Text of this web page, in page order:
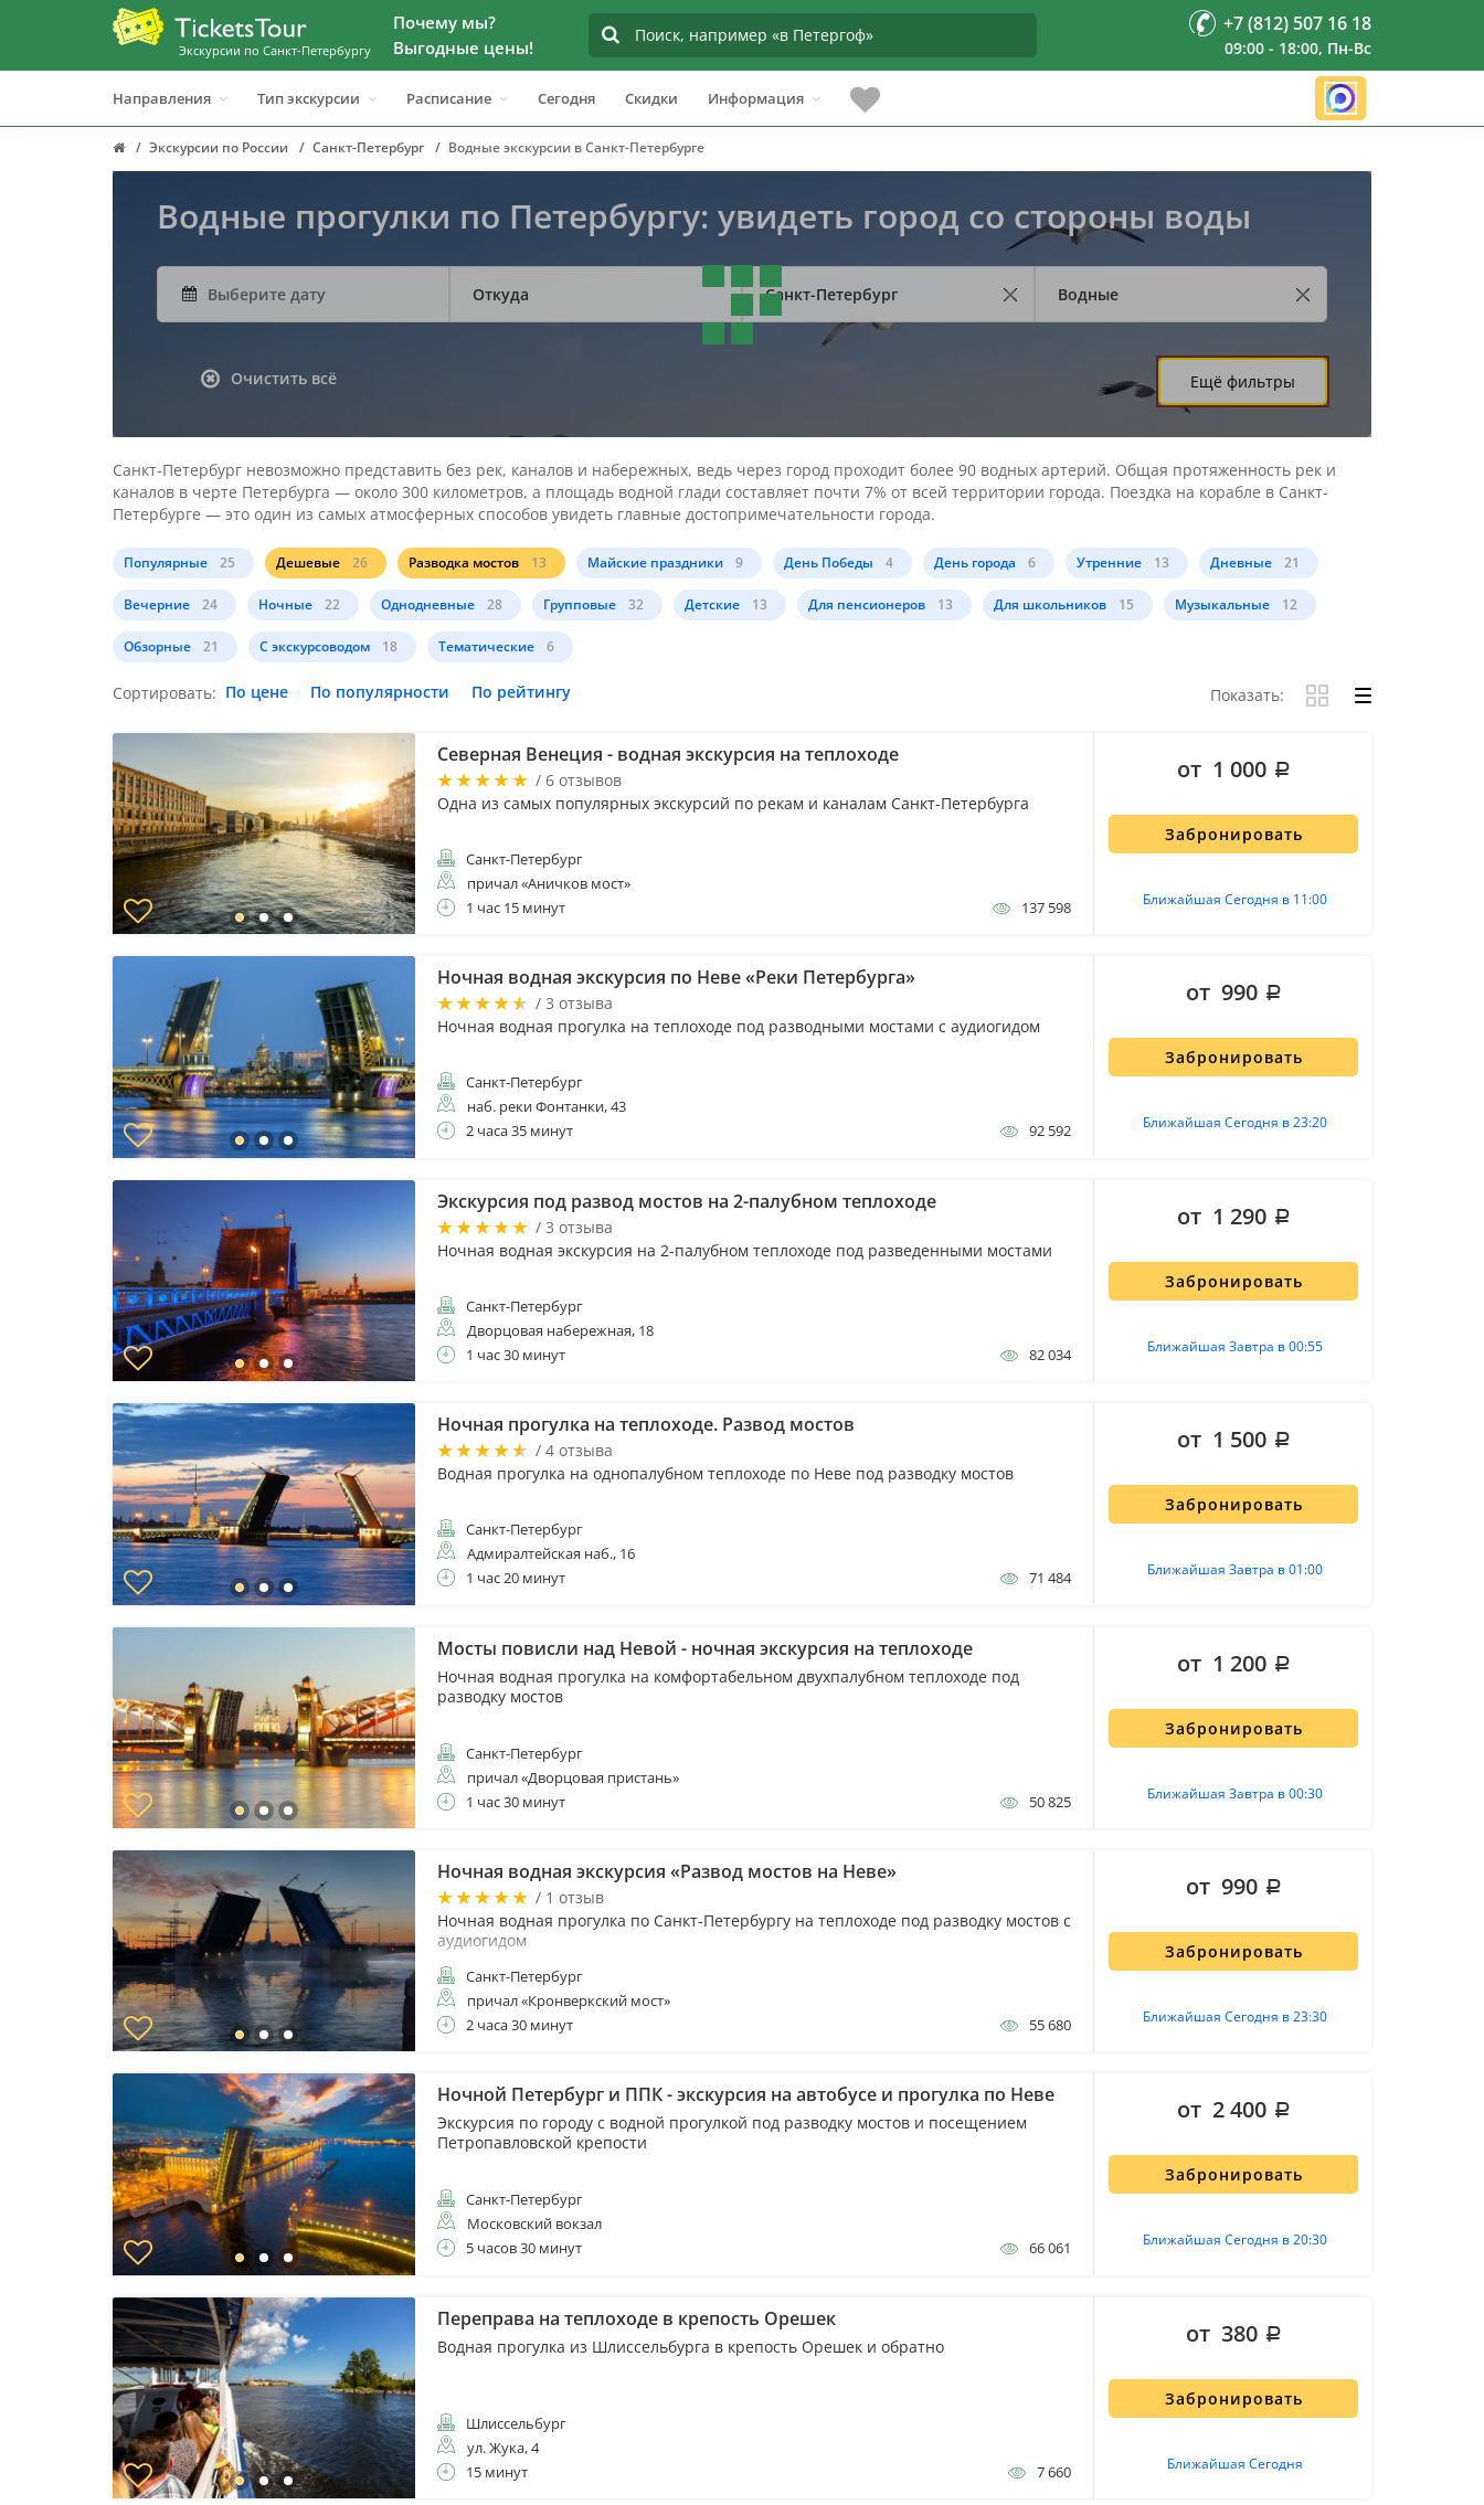
Экскурсии по Санкт-Петербургу
Почему мы?
Выгодные цены!
+7 (812) 507 16 18
09:00 - 18:00, Пн-Вс
Направления Тип экскурсии Расписание Сегодня Скидки Информация
Экскурсии по России Санкт-Петербург Водные экскурсии в Санкт-Петербурге
Водные прогулки по Петербургу: увидеть город со стороны воды
Откуда Санкт-Петербург Водные
Очистить всё Ещё фильтры
Санкт-Петербург невозможно представить без рек, каналов и набережных, ведь через город проходит более 90 водных артерий. Общая протяженность рек и
каналов в черте Петербурга — около 300 километров, а площадь водной глади составляет почти 7% от всей территории города. Поездка на корабле в Санкт-
Петербурге — это один из самых атмосферных способов увидеть главные достопримечательности города.
Популярные 25 Дешевые 26 Разводка мостов 13 Майские праздники 9 День Победы 4 День города 6 Утренние 13 Дневные 21
Вечерние 24 Ночные 22 Однодневные 28 Групповые 32 Детские 13 Для пенсионеров 13 Для школьников 15 Музыкальные 12
Обзорные 21 С экскурсоводом 18 Тематические 6
Сортировать: По цене По популярности По рейтингу Показать:
Северная Венеция - водная экскурсия на теплоходе
/ 6 отзывов
Одна из самых популярных экскурсий по рекам и каналам Санкт-Петербурга
Санкт-Петербург
причал «Аничков мост»
1 час 15 минут
137 598
Забронировать
Ближайшая Сегодня в 11:00
от 1 000
Ночная водная экскурсия по Неве «Реки Петербурга»
/ 3 отзыва
Ночная водная прогулка на теплоходе под разводными мостами с аудиогидом
Санкт-Петербург
наб. реки Фонтанки, 43
2 часа 35 минут
92 592
Забронировать
Ближайшая Сегодня в 23:20
от 990
Экскурсия под развод мостов на 2-палубном теплоходе
/ 3 отзыва
Ночная водная экскурсия на 2-палубном теплоходе под разведенными мостами
Санкт-Петербург
Дворцовая набережная, 18
1 час 30 минут
82 034
Забронировать
Ближайшая Завтра в 00:55
от 1 290
Ночная прогулка на теплоходе. Развод мостов
/ 4 отзыва
Водная прогулка на однопалубном теплоходе по Неве под разводку мостов
Санкт-Петербург
Адмиралтейская наб., 16
1 час 20 минут
71 484
Забронировать
Ближайшая Завтра в 01:00
от 1 500
Мосты повисли над Невой - ночная экскурсия на теплоходе
Ночная водная прогулка на комфортабельном двухпалубном теплоходе под
разводку мостов
Санкт-Петербург
причал «Дворцовая пристань»
1 час 30 минут
50 825
Забронировать
Ближайшая Завтра в 00:30
от 1 200
Ночная водная экскурсия «Развод мостов на Неве»
/ 1 отзыв
Ночная водная прогулка по Санкт-Петербургу на теплоходе под разводку мостов с
аудиогидом
Санкт-Петербург
причал «Кронверкский мост»
2 часа 30 минут
55 680
Забронировать
Ближайшая Сегодня в 23:30
от 990
Ночной Петербург и ППК - экскурсия на автобусе и прогулка по Неве
Экскурсия по городу с водной прогулкой под разводку мостов и посещением
Петропавловской крепости
Санкт-Петербург
Московский вокзал
5 часов 30 минут
66 061
Забронировать
Ближайшая Сегодня в 20:30
от 2 400
Переправа на теплоходе в крепость Орешек
Водная прогулка из Шлиссельбурга в крепость Орешек и обратно
Шлиссельбург
ул. Жука, 4
15 минут
7 660
Забронировать
Ближайшая Сегодня
от 380